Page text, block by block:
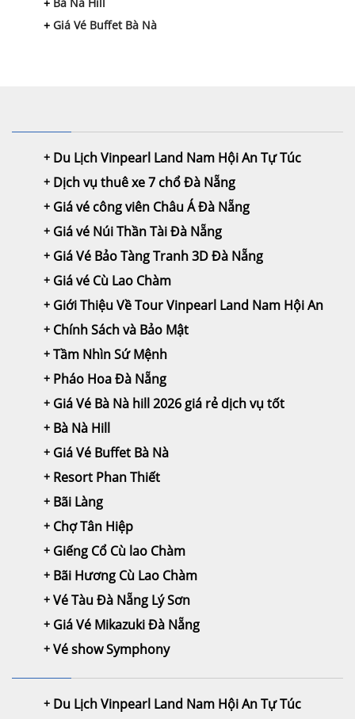
Bà Nà Hill
Giá Vé Buffet Bà Nà
Du Lịch Vinpearl Land Nam Hội An Tự Túc
Dịch vụ thuê xe 7 chổ Đà Nẵng
Giá vé công viên Châu Á Đà Nẵng
Giá vé Núi Thần Tài Đà Nẵng
Giá Vé Bảo Tàng Tranh 3D Đà Nẵng
Giá vé Cù Lao Chàm
Giới Thiệu Về Tour Vinpearl Land Nam Hội An
Chính Sách và Bảo Mật
Tầm Nhìn Sứ Mệnh
Pháo Hoa Đà Nẵng
Giá Vé Bà Nà hill 2026 giá rẻ dịch vụ tốt
Bà Nà Hill
Giá Vé Buffet Bà Nà
Resort Phan Thiết
Bãi Làng
Chợ Tân Hiệp
Giếng Cổ Cù lao Chàm
Bãi Hương Cù Lao Chàm
Vé Tàu Đà Nẵng Lý Sơn
Giá Vé Mikazuki Đà Nẵng
Vé show Symphony
Du Lịch Vinpearl Land Nam Hội An Tự Túc